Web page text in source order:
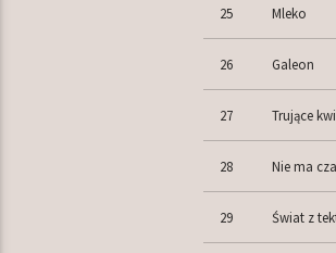
25 Mleko
26 Galeon
27 Trujące
28 Nie ma
29 Świat z